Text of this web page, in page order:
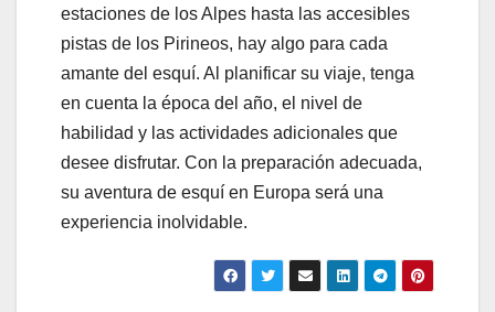
estaciones de los Alpes hasta las accesibles
pistas de los Pirineos, hay algo para cada
amante del esquí. Al planificar su viaje, tenga
en cuenta la época del año, el nivel de
habilidad y las actividades adicionales que
desee disfrutar. Con la preparación adecuada,
su aventura de esquí en Europa será una
experiencia inolvidable.